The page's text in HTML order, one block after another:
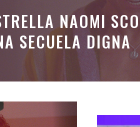
NAOMI
SECUELA DIGNA